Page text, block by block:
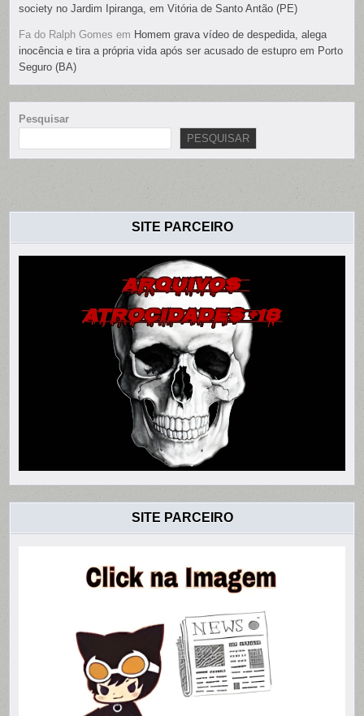
society no Jardim Ipiranga, em Vitória de Santo Antão (PE)
Fa do Ralph Gomes em Homem grava vídeo de despedida, alega
inocência e tira a própria vida após ser acusado de estupro em Porto
Seguro (BA)
Pesquisar
PESQUISAR
SITE PARCEIRO
SITE PARCEIRO